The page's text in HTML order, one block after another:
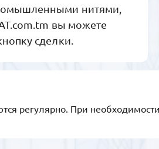
нитями,
вы можете
сделки.
регулярно. При